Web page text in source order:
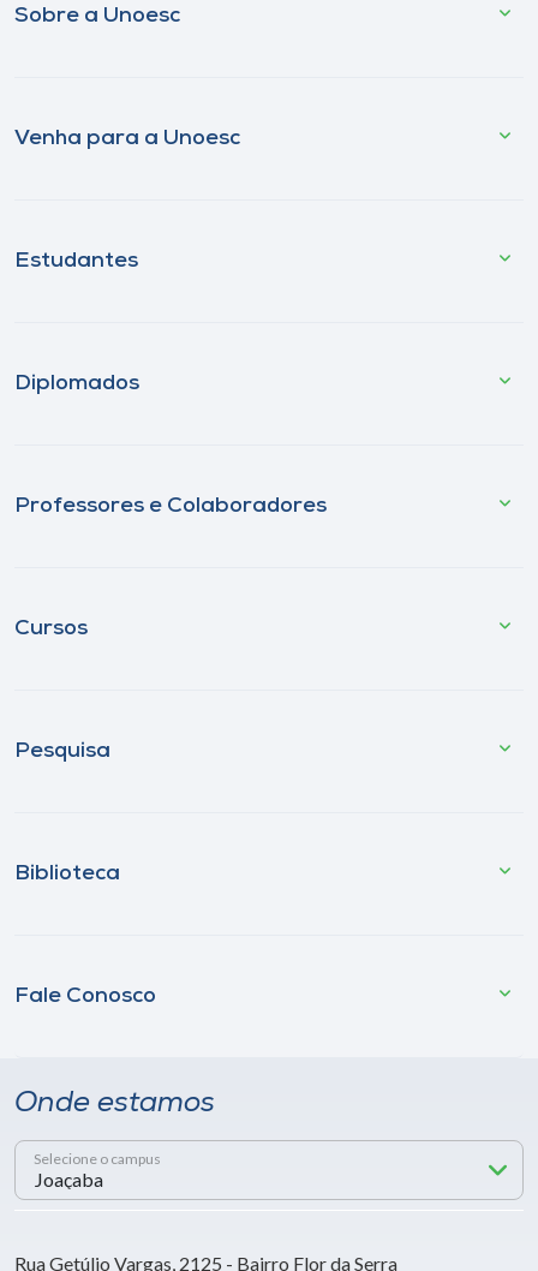
Sobre a Unoesc
Venha para a Unoesc
Estudantes
Diplomados
Professores e Colaboradores
Cursos
Pesquisa
Biblioteca
Fale Conosco
Onde estamos
Selecione o campus
Rua Getúlio Vargas, 2125 - Bairro Flor da Serra